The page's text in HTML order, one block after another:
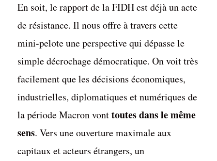
En soit, le rapport de la FIDH est déjà un acte
de résistance. Il nous offre à travers cette
mini-pelote une perspective qui dépasse le
simple décrochage démocratique. On voit très
facilement que les décisions économiques,
industrielles, diplomatiques et numériques de
la période Macron vonttoutes dans le même
sens. Vers une ouverture maximale aux
capitaux et acteurs étrangers, un